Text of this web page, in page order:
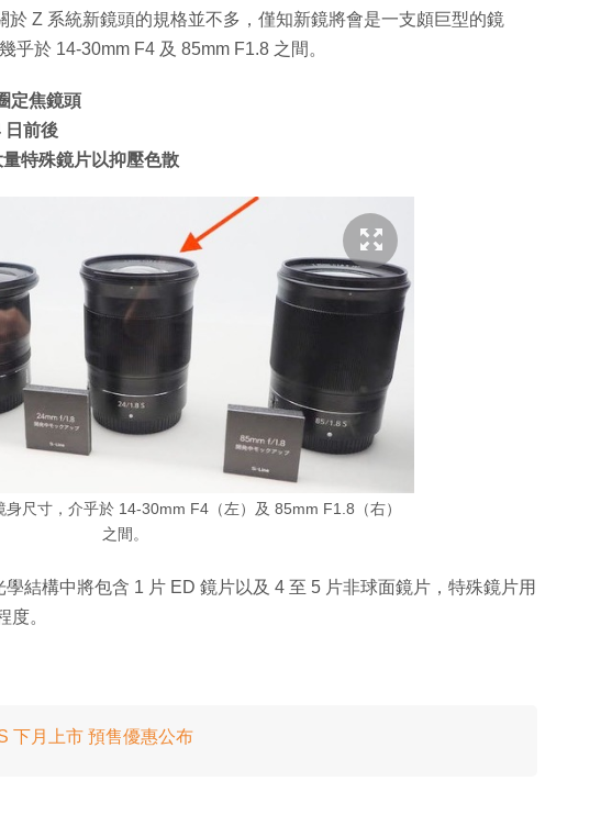
於 Z 系統新鏡頭的規格並不多，僅知新鏡將會是一支頗巨型的鏡
乎於 14-30mm F4 及 85mm F1.8 之間。
定焦鏡頭
日前後
特殊鏡片以抑壓色散
尺寸，介乎於 14-30mm F4（左）及 85mm F1.8（右）
之間。
結構中將包含 1 片 ED 鏡片以及 4 至 5 片非球面鏡片，特殊鏡片用
度。
下月上市 預售優惠公布